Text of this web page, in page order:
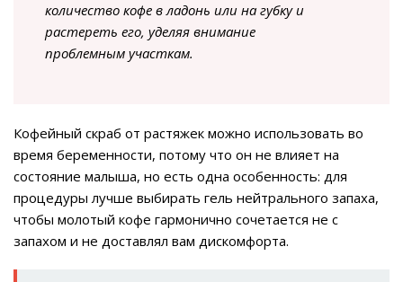
количество кофе в ладонь или на губку и
растереть его, уделяя внимание
проблемным участкам.
Кофейный скраб от растяжек можно использовать во
время беременности, потому что он не влияет на
состояние малыша, но есть одна особенность: для
процедуры лучше выбирать гель нейтрального запаха,
чтобы молотый кофе гармонично сочетается не с
запахом и не доставлял вам дискомфорта.